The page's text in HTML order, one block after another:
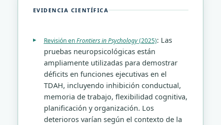
EVIDENCIA CIENTÍFICA
Revisión enFrontiers in Psychology(2025): Las
pruebas neuropsicológicas están
ampliamente utilizadas para demostrar
déficits en funciones ejecutivas en el
TDAH, incluyendo inhibición conductual,
memoria de trabajo, flexibilidad cognitiva,
planificación y organización. Los
deterioros varían según el contexto de la